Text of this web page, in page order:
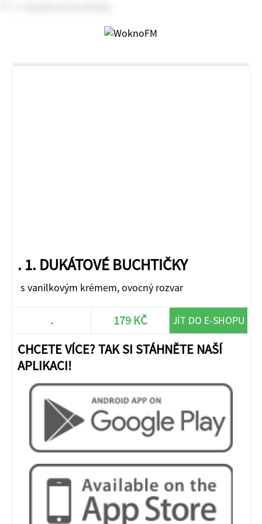
. 1. DUKÁTOVÉ BUCHTIČKY
s vanilkovým krémem, ovocný rozvar
. 179 KČ JÍT DO E-SHOPU
CHCETE VÍCE? TAK SI STÁHNĚTE NAŠÍ
APLIKACI!